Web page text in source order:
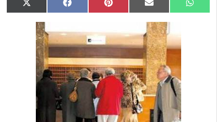
Compartir
en
X
(Twitter)
Compartir
en
Facebook Compartir
en
Pinterest Compartir
en
Email
en